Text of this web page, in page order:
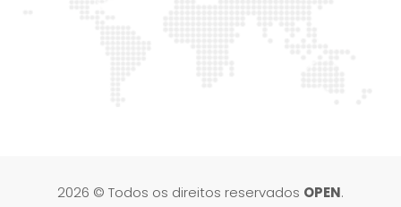
2026 © Todos os direitos reservados OPEN.